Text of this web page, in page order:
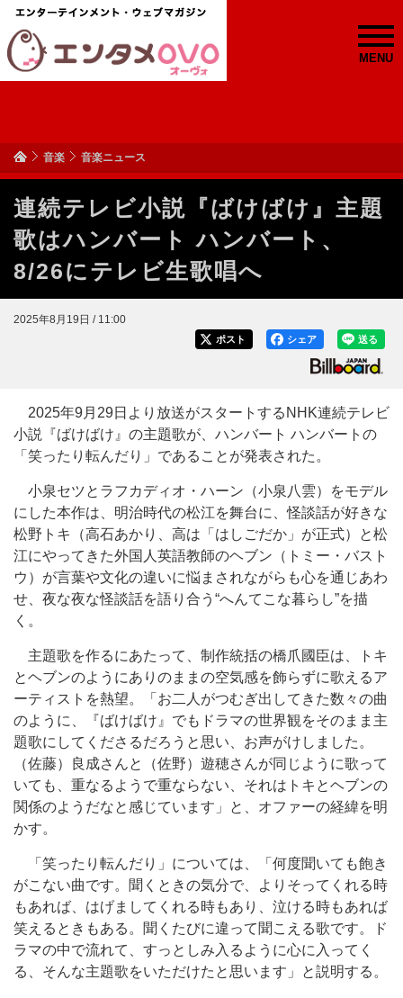
MENU
音楽 音楽ニュース
連続テレビ小説『ばけばけ』主題
歌はハンバート ハンバート、
8/26にテレビ生歌唱へ
2025年8月19日 / 11:00
送る
シェア
ポスト
2025年9月29日より放送がスタートするNHK連続テレビ
小説『ばけばけ』の主題歌が、ハンバート ハンバートの
「笑ったり転んだり」であることが発表された。
小泉セツとラフカディオ・ハーン（小泉八雲）をモデル
にした本作は、明治時代の松江を舞台に、怪談話が好きな
松野トキ（高石あかり、高は「はしごだか」が正式）と松
江にやってきた外国人英語教師のヘブン（トミー・バスト
ウ）が言葉や文化の違いに悩まされながらも心を通じあわ
せ、夜な夜な怪談話を語り合う“へんてこな暮らし”を描
く。
主題歌を作るにあたって、制作統括の橋爪國臣は、トキ
とヘブンのようにありのままの空気感を飾らずに歌えるア
ーティストを熱望。「お二人がつむぎ出してきた数々の曲
のように、『ばけばけ』でもドラマの世界観をそのまま主
題歌にしてくださるだろうと思い、お声がけしました。
（佐藤）良成さんと（佐野）遊穂さんが同じように歌って
いても、重なるようで重ならない、それはトキとヘブンの
関係のようだなと感じています」と、オファーの経緯を明
かす。
「笑ったり転んだり」については、「何度聞いても飽き
がこない曲です。聞くときの気分で、よりそってくれる時
もあれば、はげましてくれる時もあり、泣ける時もあれば
笑えるときもある。聞くたびに違って聞こえる歌です。ド
ラマの中で流れて、すっとしみ入るように心に入ってく
る、そんな主題歌をいただけたと思います」と説明する。